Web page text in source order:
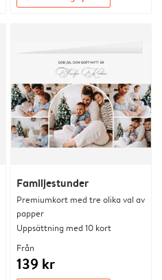
Familjestunder
Premiumkort med tre olika val av
papper
Uppsättning med 10 kort
Från
139 kr